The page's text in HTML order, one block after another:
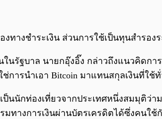
ทางชำระเงิน ส่วนการใช้เป็นทุนสำรอง
รัฐบาล นายกอุ๊งอิ๊ง กล่าวถึงแนวคิดก
การนำเอา Bitcoin มาแทนสกุลเงินที่ใช้ทั่
นนักท่องเที่ยวจากประเทศหนึ่งสมมุติว่
ทางการเงินผ่านบัตรเครดิตได้ซึ่งคนใช้